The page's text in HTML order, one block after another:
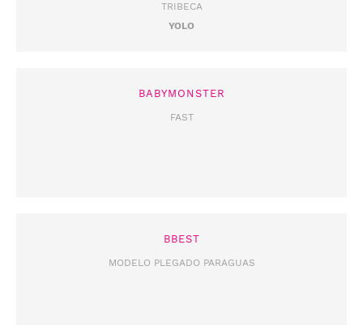
TRIBECA
YOLO
BABYMONSTER
FAST
BBEST
MODELO PLEGADO PARAGUAS